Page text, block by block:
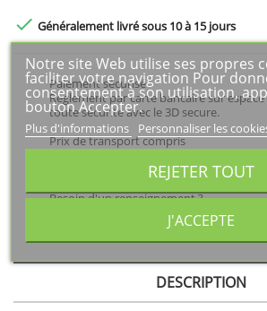
 Généralement livré sous 10 à 15 jours
Paiement sécurisé
Règlement par carte bancaire sur espace
toute sécurité avec le 3D secure.
Prix de transport compris
modalités d'expédition et de livraison.
Besoin d'un renseignement ?
Nous sommes à votre disposition pour
technique ou autre : 06 27 83 48 34
DESCRIPTION
Notre site Web utilise ses propres
faciliter votre navigation Pour
consentement à son utilisation,
bouton Accepter.
Plus d'informations Personnaliser les
REJETER TOUT
J'ACCEPTE